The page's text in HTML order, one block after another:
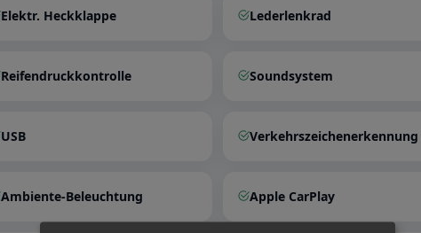
Elektr. Heckklappe Lederlenkrad
Reifendruckkontrolle Soundsystem
USB Verkehrszeichenerkennung
Ambiente-Beleuchtung Apple CarPlay